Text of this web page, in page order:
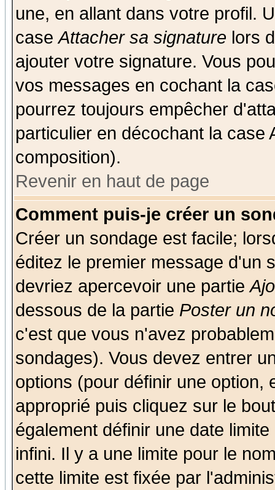
une, en allant dans votre profil.
caseAttacher sa signature lors
ajouter votre signature. Vous
vos messages en cochant la
pourrez toujours empêcher
particulier en décochant la case
composition).
Revenir en haut de page
Comment puis-je créer un
Créer un sondage est facile;
éditez le premier message d'un
devriez apercevoir une partie
dessous de la partie Poster un
c'est que vous n'avez
sondages). Vous devez entrer
options (pour définir une option,
approprié puis cliquez sur le
également définir une date
infini. Il y a une limite pour le
cette limite est fixée par